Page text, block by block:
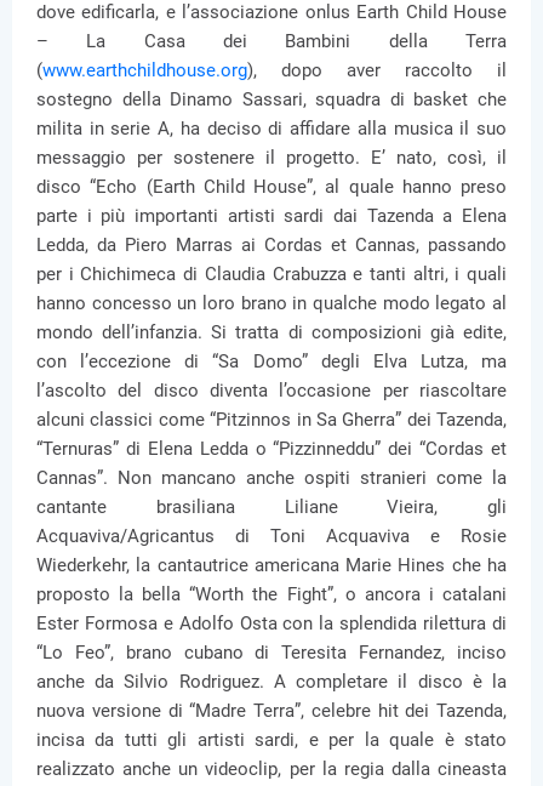
dove edificarla, e l’associazione onlus Earth Child House
– La Casa dei Bambini della Terra
(www.earthchildhouse.org), dopo aver raccolto il
sostegno della Dinamo Sassari, squadra di basket che
milita in serie A, ha deciso di affidare alla musica il suo
messaggio per sostenere il progetto. E’ nato, così, il
disco “Echo (Earth Child House”, al quale hanno preso
parte i più importanti artisti sardi dai Tazenda a Elena
Ledda, da Piero Marras ai Cordas et Cannas, passando
per i Chichimeca di Claudia Crabuzza e tanti altri, i quali
hanno concesso un loro brano in qualche modo legato al
mondo dell’infanzia. Si tratta di composizioni già edite,
con l’eccezione di “Sa Domo” degli Elva Lutza, ma
l’ascolto del disco diventa l’occasione per riascoltare
alcuni classici come “Pitzinnos in Sa Gherra” dei Tazenda,
“Ternuras” di Elena Ledda o “Pizzinneddu” dei “Cordas et
Cannas”. Non mancano anche ospiti stranieri come la
cantante brasiliana Liliane Vieira, gli
Acquaviva/Agricantus di Toni Acquaviva e Rosie
Wiederkehr, la cantautrice americana Marie Hines che ha
proposto la bella “Worth the Fight”, o ancora i catalani
Ester Formosa e Adolfo Osta con la splendida rilettura di
“Lo Feo”, brano cubano di Teresita Fernandez, inciso
anche da Silvio Rodriguez. A completare il disco è la
nuova versione di “Madre Terra”, celebre hit dei Tazenda,
incisa da tutti gli artisti sardi, e per la quale è stato
realizzato anche un videoclip, per la regia dalla cineasta